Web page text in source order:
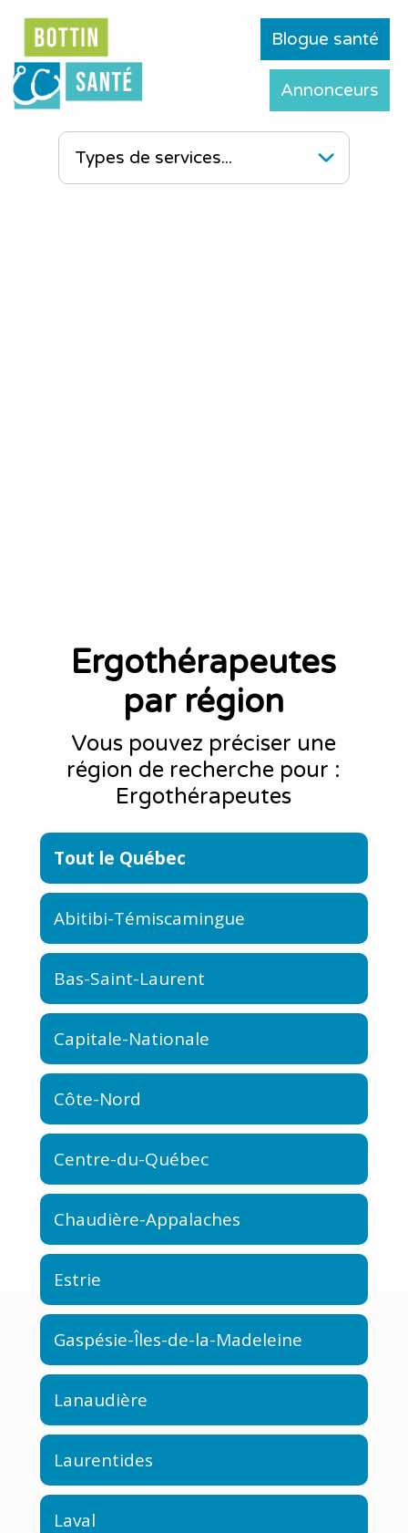
Blogue santé
Annonceurs
Ergothérapeutes
par région
Vous pouvez préciser une
région de recherche pour :
Ergothérapeutes
Tout le Québec
Abitibi-Témiscamingue
Bas-Saint-Laurent
Capitale-Nationale
Côte-Nord
Centre-du-Québec
Chaudière-Appalaches
Estrie
Gaspésie-Îles-de-la-Madeleine
Lanaudière
Laurentides
Laval